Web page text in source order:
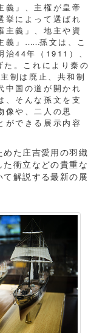
」、主権が皇帝
挙によって選ばれ
主義」、地主や資
」 ……孫文は、こ
治44年（1911）、
た。これにより秦の
制は廃止、共和制
中国の道が開かれ
、そんな孫文を支
像や、二人の思
ができる展示内容
た庄吉愛用の羽織
衝立などの貴重な
解説する最新の展